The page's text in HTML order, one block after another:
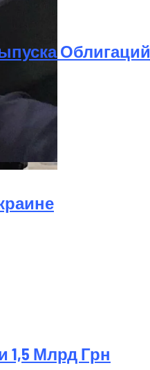
Облигаций
1,5 Млрд Грн